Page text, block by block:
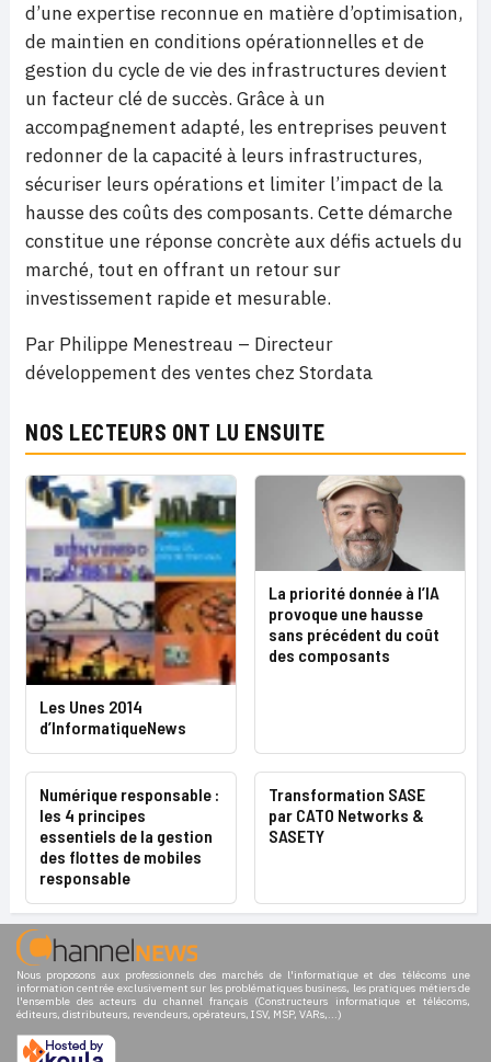
d’une expertise reconnue en matière d’optimisation,
de maintien en conditions opérationnelles et de
gestion du cycle de vie des infrastructures devient
un facteur clé de succès. Grâce à un
accompagnement adapté, les entreprises peuvent
redonner de la capacité à leurs infrastructures,
sécuriser leurs opérations et limiter l’impact de la
hausse des coûts des composants. Cette démarche
constitue une réponse concrète aux défis actuels du
marché, tout en offrant un retour sur
investissement rapide et mesurable.
Par Philippe Menestreau – Directeur
développement des ventes chez Stordata
NOS LECTEURS ONT LU ENSUITE
Les Unes 2014
d’InformatiqueNews
La priorité donnée à l’IA
provoque une hausse
sans précédent du coût
des composants
Numérique responsable :
les 4 principes
essentiels de la gestion
des flottes de mobiles
responsable
Transformation SASE
par CATO Networks &
SASETY
Nous proposons aux professionnels des marchés de l'informatique et des télécoms une
information centrée exclusivement sur les problématiques business, les pratiques métiers de
l'ensemble des acteurs du channel français (Constructeurs informatique et télécoms,
éditeurs, distributeurs, revendeurs, opérateurs, ISV, MSP, VARs,...)